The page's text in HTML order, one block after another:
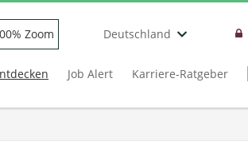
Zoom Deutschland
Job Alert Karriere-Ratgeber